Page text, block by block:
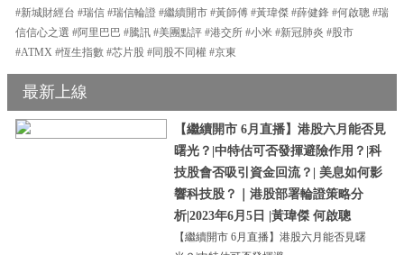
#新城財經台 #瑞信 #瑞信輪證 #繼續開市 #黃師傅 #黃瑋傑 #薛健鋒 #何啟聰 #瑞
信信心之選 #阿里巴巴 #騰訊 #美團點評 #港交所 #小米 #新冠肺炎 #股市
#ATMX #恆生指數 #芯片股 #同股不同權 #京東
最新上線
【繼續開市 6月直播】港股六月能否見
曙光？|中特估可否發揮避險作用？|科
技股會否吸引資金回流？| 美息如何影
響科技股？｜港股部署輪證策略分
析|2023年6月5日 |黃瑋傑 何啟聰
【繼續開市 6月直播】港股六月能否見曙